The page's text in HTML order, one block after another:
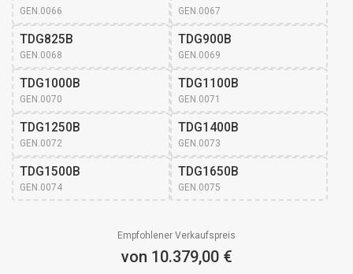
GEN.0066 GEN.0067
TDG825B
GEN.0068
TDG900B
GEN.0069
TDG1000B
GEN.0070
TDG1100B
GEN.0071
TDG1250B
GEN.0072
TDG1400B
GEN.0073
TDG1500B
GEN.0074
TDG1650B
GEN.0075
Empfohlener Verkaufspreis
von 10.379,00 €